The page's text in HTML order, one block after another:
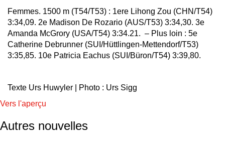
Femmes. 1500 m (T54/T53) : 1ere Lihong Zou (CHN/T54)
3:34,09. 2e Madison De Rozario (AUS/T53) 3:34,30. 3e
Amanda McGrory (USA/T54) 3:34.21. – Plus loin : 5e
Catherine Debrunner (SUI/Hüttlingen-Mettendorf/T53)
3:35,85. 10e Patricia Eachus (SUI/Büron/T54) 3:39,80.
Texte Urs Huwyler | Photo : Urs Sigg
Vers l'aperçu
Autres nouvelles